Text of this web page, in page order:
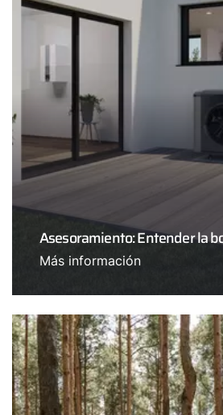
Asesoramiento: Entender la
Más información